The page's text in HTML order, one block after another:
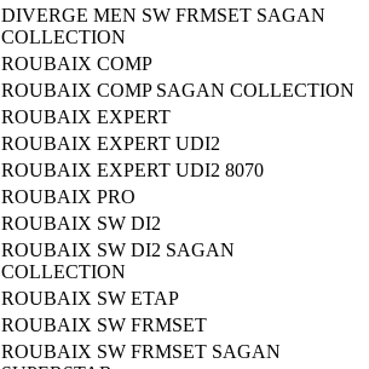
DIVERGE MEN SW FRMSET SAGAN
COLLECTION
ROUBAIX COMP
ROUBAIX COMP SAGAN COLLECTION
ROUBAIX EXPERT
ROUBAIX EXPERT UDI2
ROUBAIX EXPERT UDI2 8070
ROUBAIX PRO
ROUBAIX SW DI2
ROUBAIX SW DI2 SAGAN
COLLECTION
ROUBAIX SW ETAP
ROUBAIX SW FRMSET
ROUBAIX SW FRMSET SAGAN